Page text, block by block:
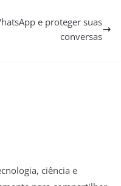
L
ee proteger suas
conversas
ciência e